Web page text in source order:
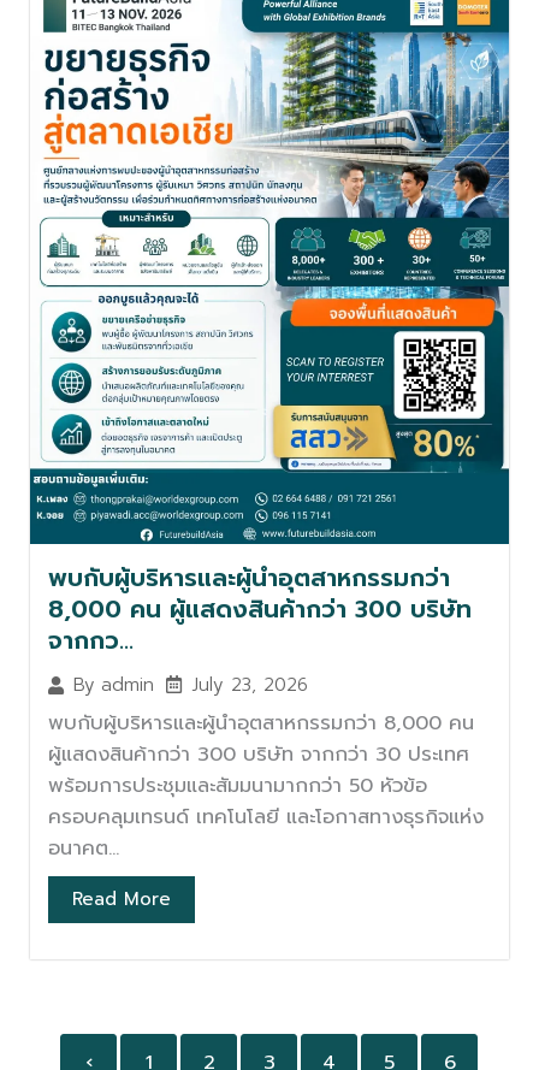
พบกับผู้บริหารและผู้นำอุตสาหกรรมกว่า
8,000 คน ผู้แสดงสินค้ากว่า 300 บริษัท
จากกว…
By admin July 23, 2026
พบกับผู้บริหารและผู้นำอุตสาหกรรมกว่า 8,000 คน
ผู้แสดงสินค้ากว่า 300 บริษัท จากกว่า 30 ประเทศ
พร้อมการประชุมและสัมมนามากกว่า 50 หัวข้อ
ครอบคลุมเทรนด์ เทคโนโลยี และโอกาสทางธุรกิจแห่ง
อนาคต...
Read More
‹ 1 2 3 4 5 6